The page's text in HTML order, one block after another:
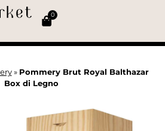
0
» Pommery Brut Royal Balthazar
Box di Legno